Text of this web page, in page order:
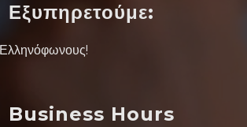
Εξυπηρετούμε:
Ελληνόφωνους!
Business Hours